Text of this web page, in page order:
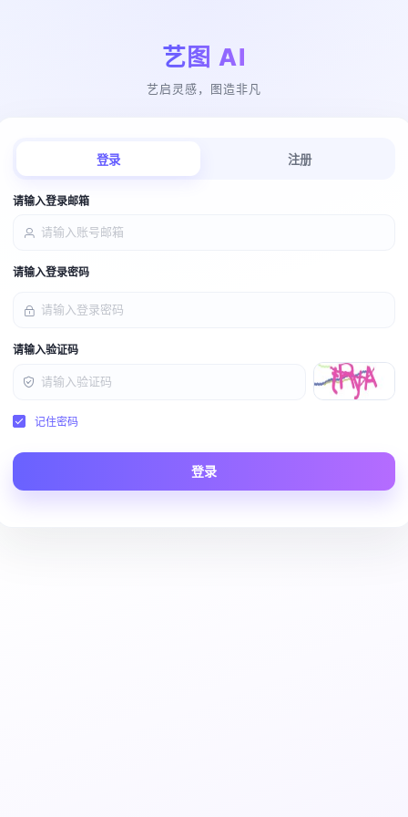
艺图 AI
艺启灵感，图造非凡
登录 注册
请输入登录邮箱
请输入登录密码
请输入验证码
记住密码
登录